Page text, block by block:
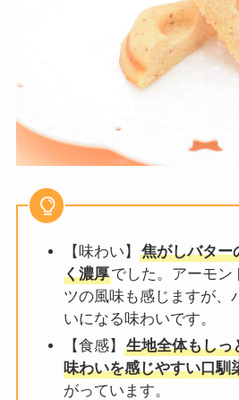
【味わい】
焦がしバター
く濃厚でした。アーモン
ツの風味も感じますが、
いになる味わいです。
【食感】
生地全体もしっ
味わいを感じやすい口馴
がっています。